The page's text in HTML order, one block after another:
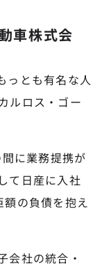
車株式会
っとも有名な人
ルロス・ゴー
に業務提携が
て日産に入社
の負債を抱え
会社の統合・